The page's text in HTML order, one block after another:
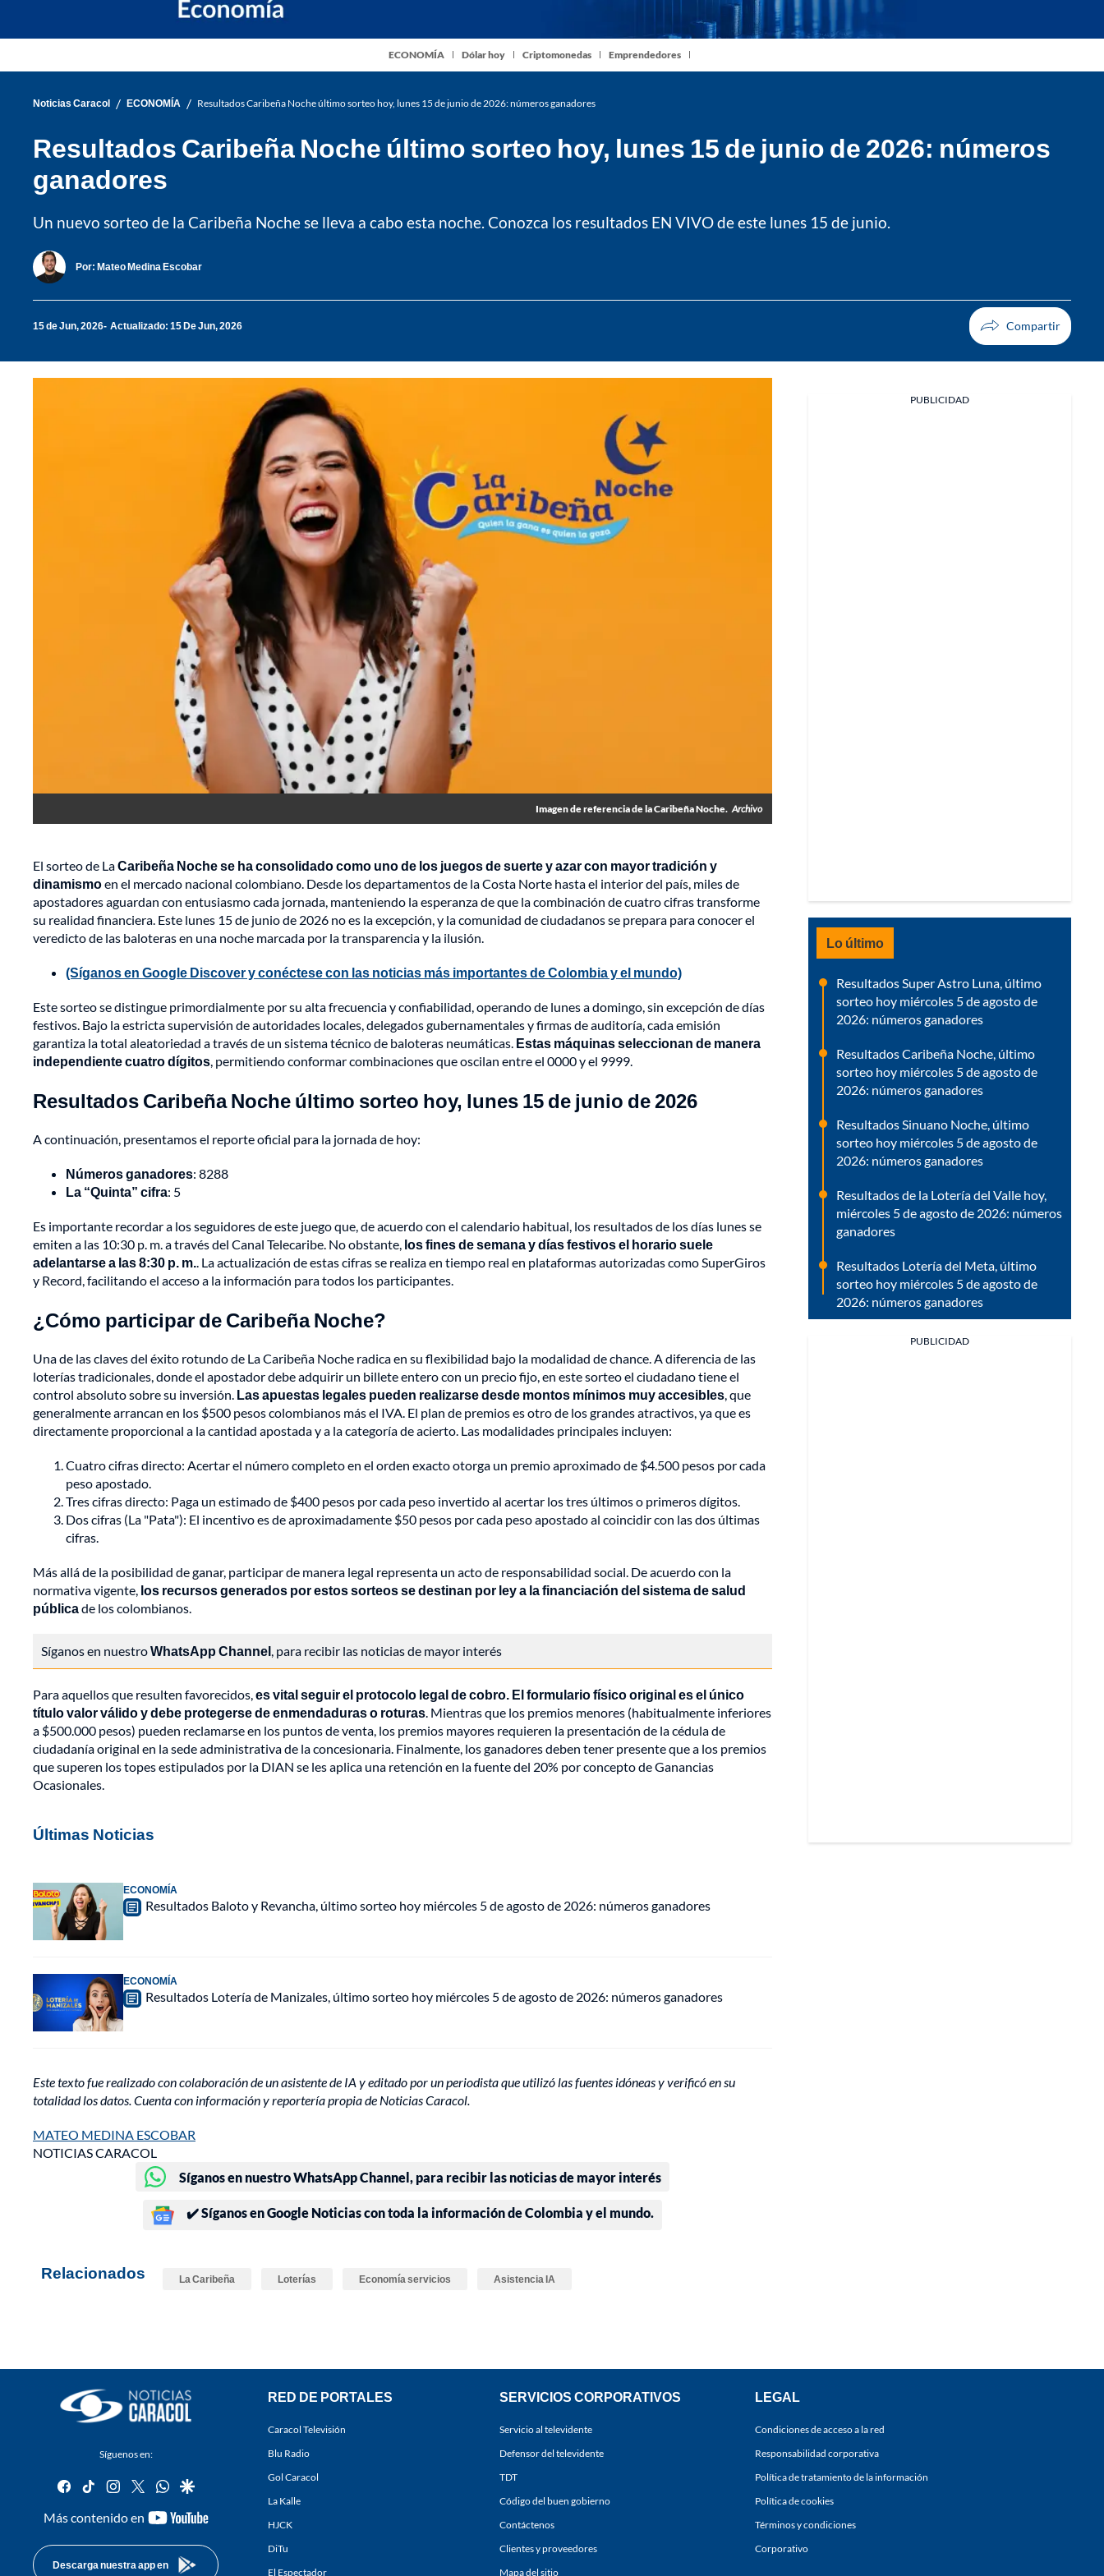
ECONOMÍA Dólar hoy Criptomonedas Emprendedores
Noticias Caracol / ECONOMÍA / Resultados Caribeña Noche último sorteo hoy, lunes 15 de junio de 2026: números ganadores
Resultados Caribeña Noche último sorteo hoy, lunes 15 de junio de 2026: números
ganadores
Un nuevo sorteo de la Caribeña Noche se lleva a cabo esta noche. Conozca los resultados EN VIVO de este lunes 15 de junio.
Por: Mateo Medina Escobar
15 de Jun, 2026 Actualizado: 15 De Jun, 2026
Imagen de referencia de la Caribeña Noche. Archivo
El sorteo de LaCaribeña Noche se ha consolidado como uno de los juegos de suerte y azar con mayor tradición y
dinamismoen el mercado nacional colombiano. Desde los departamentos de la Costa Norte hasta el interior del país, miles de
apostadores aguardan con entusiasmo cada jornada, manteniendo la esperanza de que la combinación de cuatro cifras transforme
su realidad financiera. Este lunes 15 de junio de 2026 no es la excepción, y la comunidad de ciudadanos se prepara para conocer el
veredicto de las baloteras en una noche marcada por la transparencia y la ilusión.
(Síganos en Google Discover y conéctese con las noticias más importantes de Colombia y el mundo)
Este sorteo se distingue primordialmente por su alta frecuencia y confiabilidad, operando de lunes a domingo, sin excepción de días
festivos. Bajo la estricta supervisión de autoridades locales, delegados gubernamentales y firmas de auditoría, cada emisión
garantiza la total aleatoriedad a través de un sistema técnico de baloteras neumáticas. Estas máquinas seleccionan de manera
independiente cuatro dígitos, permitiendo conformar combinaciones que oscilan entre el 0000 y el 9999.
Resultados Caribeña Noche último sorteo hoy, lunes 15 de junio de 2026
A continuación, presentamos el reporte oficial para la jornada de hoy:
Números ganadores: 8288
La “Quinta” cifra: 5
Es importante recordar a los seguidores de este juego que, de acuerdo con el calendario habitual, los resultados de los días lunes se
emiten a las 10:30 p. m. a través del Canal Telecaribe. No obstante, los fines de semana y días festivos el horario suele
adelantarse a las 8:30 p. m.. La actualización de estas cifras se realiza en tiempo real en plataformas autorizadas como SuperGiros
y Record, facilitando el acceso a la información para todos los participantes.
¿Cómo participar de Caribeña Noche?
Una de las claves del éxito rotundo de La Caribeña Noche radica en su flexibilidad bajo la modalidad de chance. A diferencia de las
loterías tradicionales, donde el apostador debe adquirir un billete entero con un precio fijo, en este sorteo el ciudadano tiene el
control absoluto sobre su inversión. Las apuestas legales pueden realizarse desde montos mínimos muy accesibles, que
generalmente arrancan en los $500 pesos colombianos más el IVA. El plan de premios es otro de los grandes atractivos, ya que es
directamente proporcional a la cantidad apostada y a la categoría de acierto. Las modalidades principales incluyen:
Cuatro cifras directo: Acertar el número completo en el orden exacto otorga un premio aproximado de $4.500 pesos por cada
peso apostado.
Tres cifras directo: Paga un estimado de $400 pesos por cada peso invertido al acertar los tres últimos o primeros dígitos.
Dos cifras (La "Pata"): El incentivo es de aproximadamente $50 pesos por cada peso apostado al coincidir con las dos últimas
cifras.
Más allá de la posibilidad de ganar, participar de manera legal representa un acto de responsabilidad social. De acuerdo con la
normativa vigente, los recursos generados por estos sorteos se destinan por ley a la financiación del sistema de salud
públicade los colombianos.
Síganos en nuestroWhatsApp Channel, para recibir las noticias de mayor interés
Para aquellos que resulten favorecidos,es vital seguir el protocolo legal de cobro. El formulario físico original es el único
título valor válido y debe protegerse de enmendaduras o roturas. Mientras que los premios menores (habitualmente inferiores
a $500.000 pesos) pueden reclamarse en los puntos de venta, los premios mayores requieren la presentación de la cédula de
ciudadanía original en la sede administrativa de la concesionaria. Finalmente, los ganadores deben tener presente que a los premios
que superen los topes estipulados por la DIAN se les aplica una retención en la fuente del 20% por concepto de Ganancias
Ocasionales.
Últimas Noticias
ECONOMÍA
Resultados Baloto y Revancha, último sorteo hoy miércoles 5 de agosto de 2026: números ganadores
ECONOMÍA
Resultados Lotería de Manizales, último sorteo hoy miércoles 5 de agosto de 2026: números ganadores
Este texto fue realizado con colaboración de un asistente de IA y editado por un periodista que utilizó las fuentes idóneas y verificó en su
totalidad los datos. Cuenta con información y reportería propia de Noticias Caracol.
MATEO MEDINA ESCOBAR
NOTICIAS CARACOL
Síganos en nuestro WhatsApp Channel, para recibir las noticias de mayor interés
✔️ Síganos en Google Noticias con toda la información de Colombia y el mundo.
Relacionados La Caribeña Loterías Economía servicios Asistencia IA
PUBLICIDAD
Lo último
Resultados Super Astro Luna, último
sorteo hoy miércoles 5 de agosto de
2026: números ganadores
Resultados Caribeña Noche, último
sorteo hoy miércoles 5 de agosto de
2026: números ganadores
Resultados Sinuano Noche, último
sorteo hoy miércoles 5 de agosto de
2026: números ganadores
Resultados de la Lotería del Valle hoy,
miércoles 5 de agosto de 2026: números
ganadores
Resultados Lotería del Meta, último
sorteo hoy miércoles 5 de agosto de
2026: números ganadores
PUBLICIDAD
Síguenos en:
facebook
tiktok instagram
twitterwhatsapp
google
Más contenido en
youtube-
Descarga nuestra app en
RED DE PORTALES
Caracol Televisión
Blu Radio
Gol Caracol
La Kalle
HJCK
DiTu
El Espectador
SERVICIOS CORPORATIVOS
Servicio al televidente
Defensor del televidente
TDT
Código del buen gobierno
Contáctenos
Clientes y proveedores
Mapa del sitio
LEGAL
Condiciones de acceso a la red
Responsabilidad corporativa
Política de tratamiento de la información
Política de cookies
Términos y condiciones
Corporativo